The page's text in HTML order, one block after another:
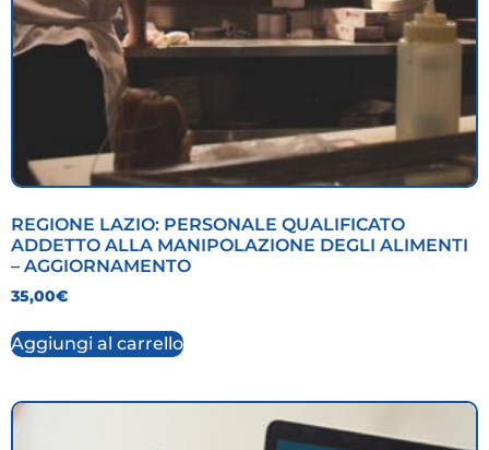
REGIONE LAZIO: PERSONALE QUALIFICATO
ADDETTO ALLA MANIPOLAZIONE DEGLI ALIMENTI
– AGGIORNAMENTO
35,00€
Aggiungi al carrello